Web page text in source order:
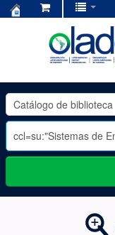
OLADE
-